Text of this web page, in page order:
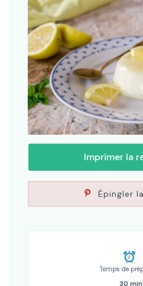
Imprimer la
Épingler
Temps de
30